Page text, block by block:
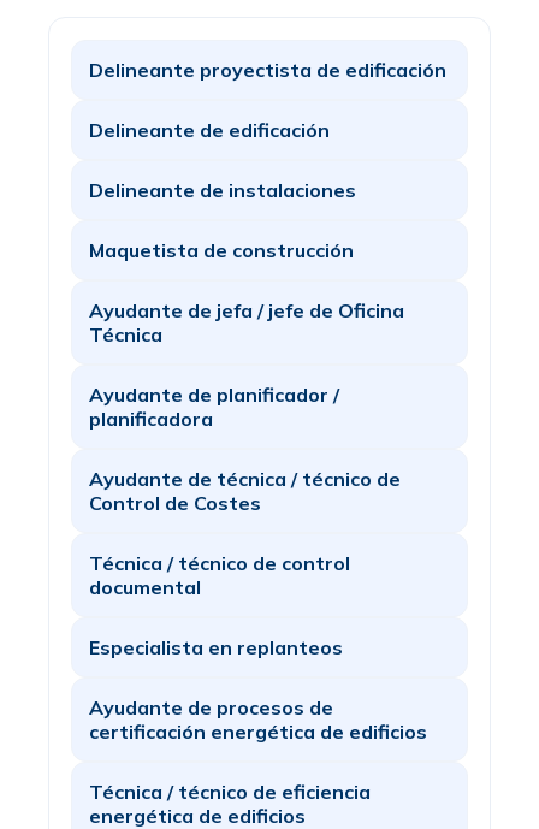
Delineante proyectista de edificación
Delineante de edificación
Delineante de instalaciones
Maquetista de construcción
Ayudante de jefa / jefe de Oficina
Técnica
Ayudante de planificador /
planificadora
Ayudante de técnica / técnico de
Control de Costes
Técnica / técnico de control
documental
Especialista en replanteos
Ayudante de procesos de
certificación energética de edificios
Técnica / técnico de eficiencia
energética de edificios